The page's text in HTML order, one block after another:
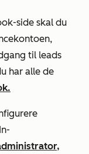
side skal du
til leads
har alle de